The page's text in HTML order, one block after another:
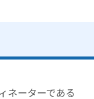
ネーターである